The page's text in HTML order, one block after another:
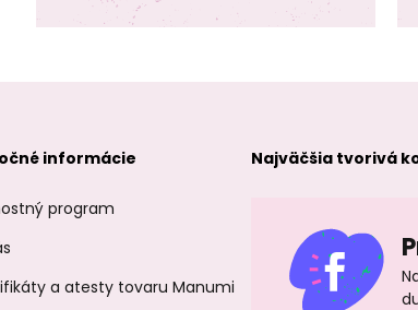
informácie
program
a atesty tovaru Manumi
Najväčšia tvorivá